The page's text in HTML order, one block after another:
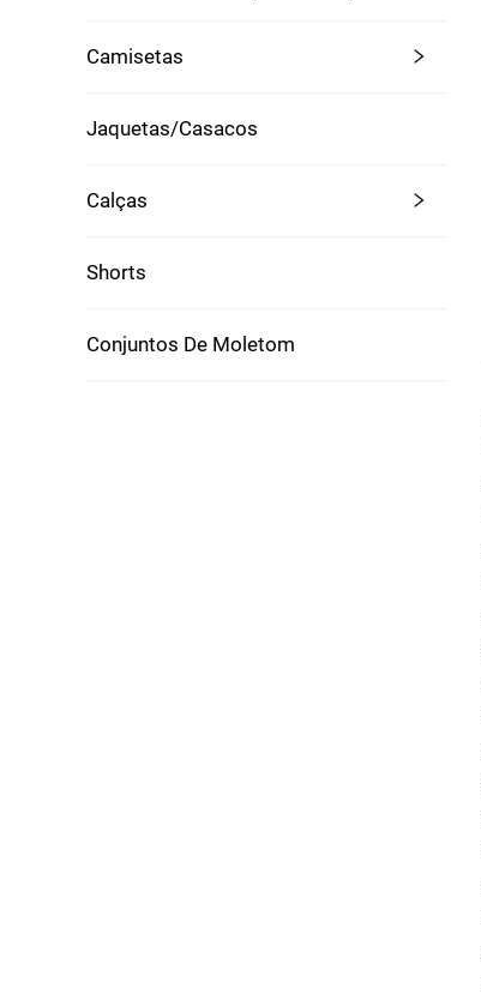
Camisetas
Jaquetas/Casacos
Calças
Shorts
Conjuntos De Moletom